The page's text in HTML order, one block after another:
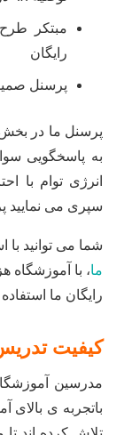
مبتکر طرح
رایگان
پرسنل صمیمی
پرسنل ما در بخش
به پاسخگویی
انرژی توام با
سپری می نمایید
شما می توانید با
، با آموزشگاه
رایگان ما استفاده
کیفیت تدریس
مدرسین آموزشگاه
باتجربه ی بالای